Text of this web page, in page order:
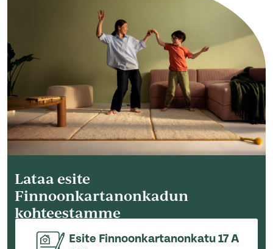
Lataa esite
Finnoonkartanonkadun
kohteestamme
Esite Finnoonkartanonkatu 17 A